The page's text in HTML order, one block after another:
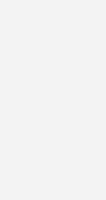
die starken
Auch im
weiter. Insbesondere
planten die
ergänzt Leiss.
Baustellen immer
finden